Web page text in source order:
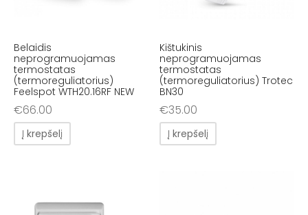
Belaidis
neprogramuojamas
termostatas
(termoreguliatorius)
Feelspot WTH20.16RF NEW
€66.00
Į krepšelį
Kištukinis
neprogramuojamas
termostatas
(termoreguliatorius) Trotec
BN30
€35.00
Į krepšelį